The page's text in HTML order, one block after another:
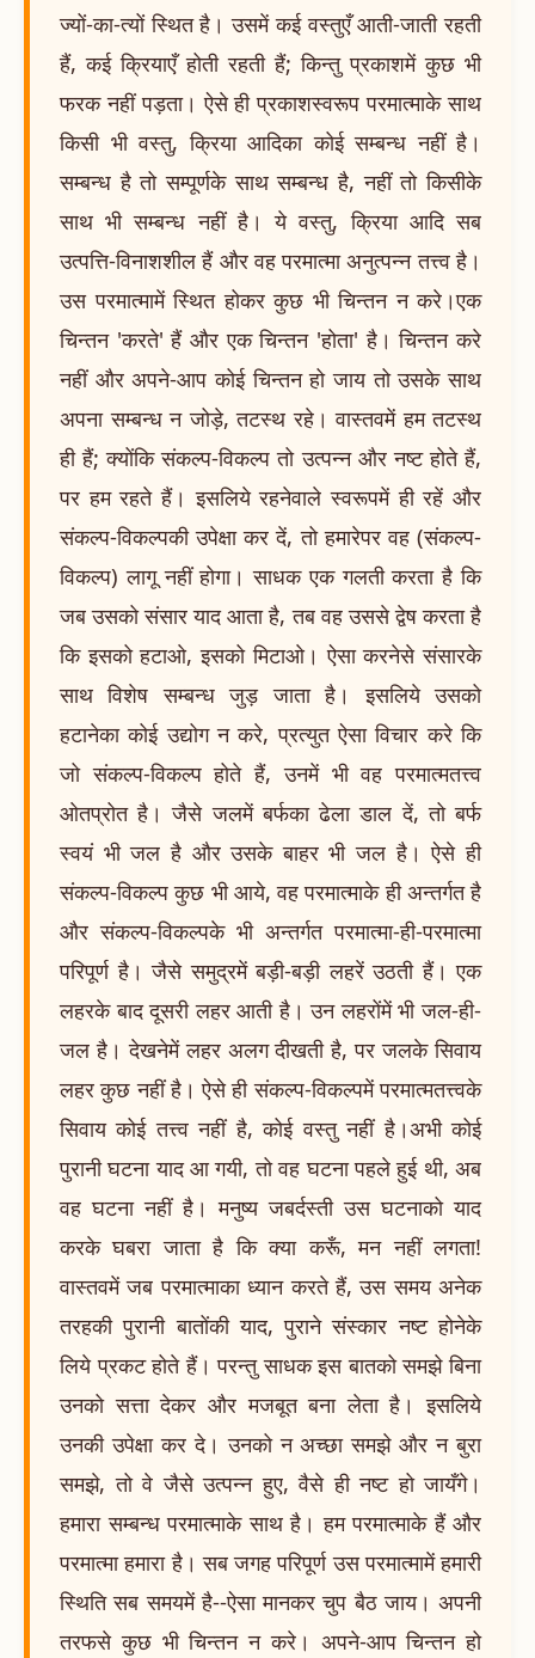
ज्यों-का-त्यों स्थित है। उसमें कई वस्तुएँ आती-जाती रहती
हैं, कई क्रियाएँ होती रहती हैं; किन्तु प्रकाशमें कुछ भी
फरक नहीं पड़ता। ऐसे ही प्रकाशस्वरूप परमात्माके साथ
किसी भी वस्तु, क्रिया आदिका कोई सम्बन्ध नहीं है।
सम्बन्ध है तो सम्पूर्णके साथ सम्बन्ध है, नहीं तो किसीके
साथ भी सम्बन्ध नहीं है। ये वस्तु, क्रिया आदि सब
उत्पत्ति-विनाशशील हैं और वह परमात्मा अनुत्पन्न तत्त्व है।
उस परमात्मामें स्थित होकर कुछ भी चिन्तन न करे।एक
चिन्तन 'करते' हैं और एक चिन्तन 'होता' है। चिन्तन करे
नहीं और अपने-आप कोई चिन्तन हो जाय तो उसके साथ
अपना सम्बन्ध न जोड़े, तटस्थ रहे। वास्तवमें हम तटस्थ
ही हैं; क्योंकि संकल्प-विकल्प तो उत्पन्न और नष्ट होते हैं,
पर हम रहते हैं। इसलिये रहनेवाले स्वरूपमें ही रहें और
संकल्प-विकल्पकी उपेक्षा कर दें, तो हमारेपर वह (संकल्प-
विकल्प) लागू नहीं होगा। साधक एक गलती करता है कि
जब उसको संसार याद आता है, तब वह उससे द्वेष करता है
कि इसको हटाओ, इसको मिटाओ। ऐसा करनेसे संसारके
साथ विशेष सम्बन्ध जुड़ जाता है। इसलिये उसको
हटानेका कोई उद्योग न करे, प्रत्युत ऐसा विचार करे कि
जो संकल्प-विकल्प होते हैं, उनमें भी वह परमात्मतत्त्व
ओतप्रोत है। जैसे जलमें बर्फका ढेला डाल दें, तो बर्फ
स्वयं भी जल है और उसके बाहर भी जल है। ऐसे ही
संकल्प-विकल्प कुछ भी आये, वह परमात्माके ही अन्तर्गत है
और संकल्प-विकल्पके भी अन्तर्गत परमात्मा-ही-परमात्मा
परिपूर्ण है। जैसे समुद्रमें बड़ी-बड़ी लहरें उठती हैं। एक
लहरके बाद दूसरी लहर आती है। उन लहरोंमें भी जल-ही-
जल है। देखनेमें लहर अलग दीखती है, पर जलके सिवाय
लहर कुछ नहीं है। ऐसे ही संकल्प-विकल्पमें परमात्मतत्त्वके
सिवाय कोई तत्त्व नहीं है, कोई वस्तु नहीं है।अभी कोई
पुरानी घटना याद आ गयी, तो वह घटना पहले हुई थी, अब
वह घटना नहीं है। मनुष्य जबर्दस्ती उस घटनाको याद
करके घबरा जाता है कि क्या करूँ, मन नहीं लगता!
वास्तवमें जब परमात्माका ध्यान करते हैं, उस समय अनेक
तरहकी पुरानी बातोंकी याद, पुराने संस्कार नष्ट होनेके
लिये प्रकट होते हैं। परन्तु साधक इस बातको समझे बिना
उनको सत्ता देकर और मजबूत बना लेता है। इसलिये
उनकी उपेक्षा कर दे। उनको न अच्छा समझे और न बुरा
समझे, तो वे जैसे उत्पन्न हुए, वैसे ही नष्ट हो जायँगे।
हमारा सम्बन्ध परमात्माके साथ है। हम परमात्माके हैं और
परमात्मा हमारा है। सब जगह परिपूर्ण उस परमात्मामें हमारी
स्थिति सब समयमें है--ऐसा मानकर चुप बैठ जाय। अपनी
तरफसे कुछ भी चिन्तन न करे। अपने-आप चिन्तन हो